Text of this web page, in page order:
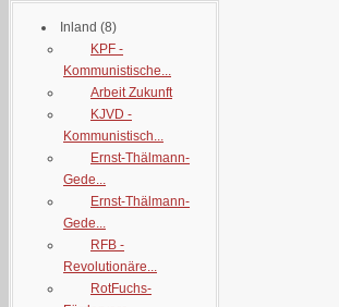
Inland (8)
KPF -
Kommunistische...
Arbeit Zukunft
KJVD -
Kommunistisch...
Ernst-Thälmann-
Gede...
Ernst-Thälmann-
Gede...
RFB -
Revolutionäre...
RotFuchs-